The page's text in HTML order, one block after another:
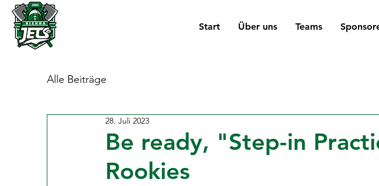
Start Über uns Teams
Alle Beiträge
Be ready, "Step-in
Rookies
28. Juli 2023